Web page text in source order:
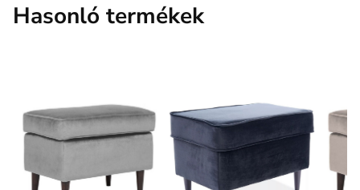
Hasonló termékek